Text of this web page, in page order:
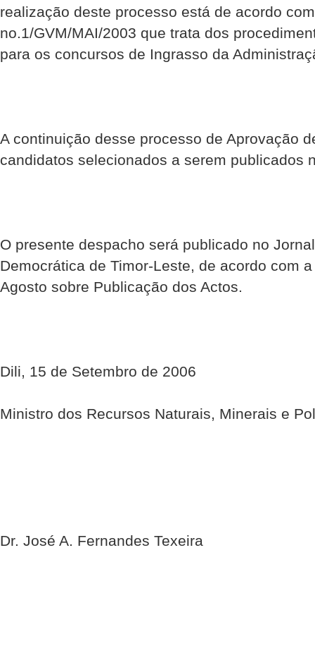
realização deste processo está de acordo
no.1/GVM/MAI/2003 que trata dos
para os concursos de Ingrasso da
A continuição desse processo de Aprovação
candidatos selecionados a serem publicados
O presente despacho será publicado no
Democrática de Timor-Leste, de acordo com
Agosto sobre Publicação dos Actos.
Dili, 15 de Setembro de 2006
Ministro dos Recursos Naturais, Minerais e
Dr. José A. Fernandes Texeira